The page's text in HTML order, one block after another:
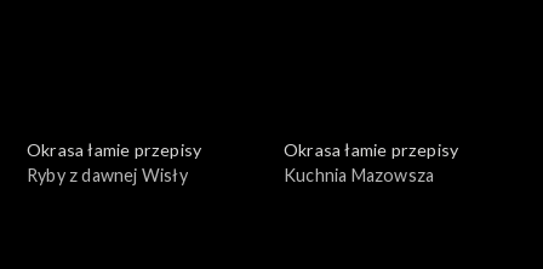
Okrasa łamie przepisy
Ryby z dawnej Wisły
Okrasa łamie przepisy
Kuchnia Mazowsza